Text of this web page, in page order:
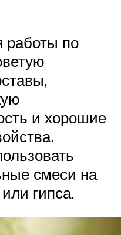
работы по
и хорошие
смеси на
гипса.